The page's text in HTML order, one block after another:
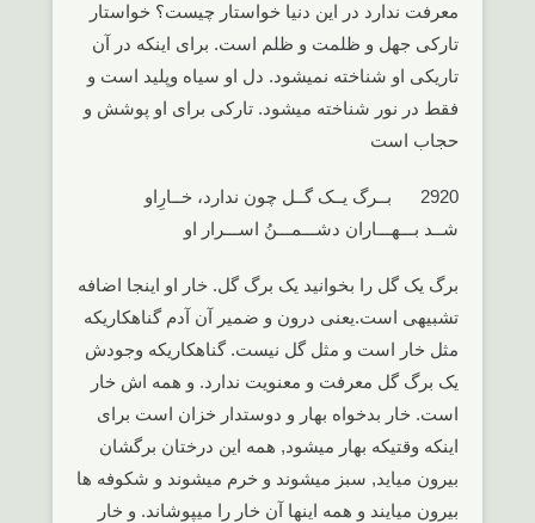
معرفت ندارد در این دنیا خواستار چیست؟ خواستار
تارکی جهل و ظلمت و ظلم است. برای اینکه در آن
تاریکی او شناخته نمیشود. دل او سیاه وپلید است و
فقط در نور شناخته میشود. تارکی برای او پوشش و
حجاب است
2920 بــرگ یــک گــل چون ندارد، خــارِاو
شــد بـــهـــاران دشـــمـــنُ اســـرار او
برگ یک گل را بخوانید یک برگ گل. خار او اینجا اضافه
تشبیهی است.یعنی درون و ضمیر آن آدم گناهکاریکه
مثل خار است و مثل گل نیست. گناهکاریکه وجودش
یک برگ گل معرفت و معنویت ندارد. و همه اش خار
است. خار بدخواه بهار و دوستدار خزان است برای
اینکه وقتیکه بهار میشود, همه این درختان برگشان
بیرون میاید, سبز میشوند و خرم میشوند و شکوفه ها
بیرون میایند و همه اینها آن خار را میپوشاند. و خار